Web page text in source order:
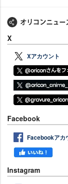
X
Xアカウント
Facebook
Facebookアカ
Instagram